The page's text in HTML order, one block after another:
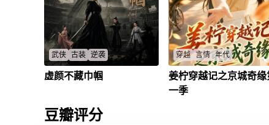
武侠 古装 逆袭
女侠祝青云男装称霸武林，公主
祝青云
虚颜不藏巾帼
穿越 言情 年代
姜柠意外来到一本年代小说
成为与丈夫沈墨聚少离多的年
妻子。面对陌生的婚姻，她原
姜柠穿越记之京城奇缘
一季
豆瓣评分